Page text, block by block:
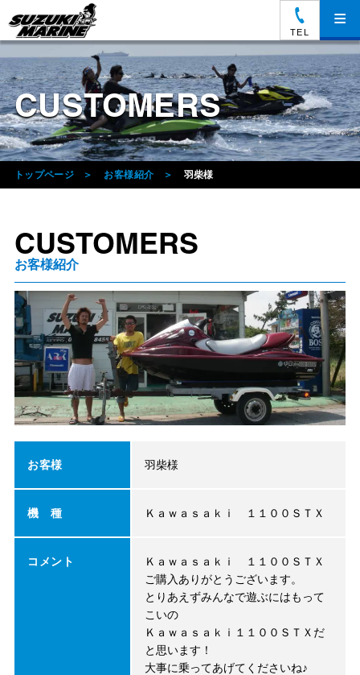
TEL
≡
CUSTOMERS
トップページ お客様紹介 羽柴様
CUSTOMERS
お客様紹介
お客様 羽柴様
機 種 Ｋａｗａｓａｋｉ １１００ＳＴＸ
コメント
Ｋａｗａｓａｋｉ １１００ＳＴＸ
ご購入ありがとうございます。
とりあえずみんなで遊ぶにはもって
こいの
Ｋａｗａｓａｋｉ１１００ＳＴＸだ
と思います！
大事に乗ってあげてくださいね♪